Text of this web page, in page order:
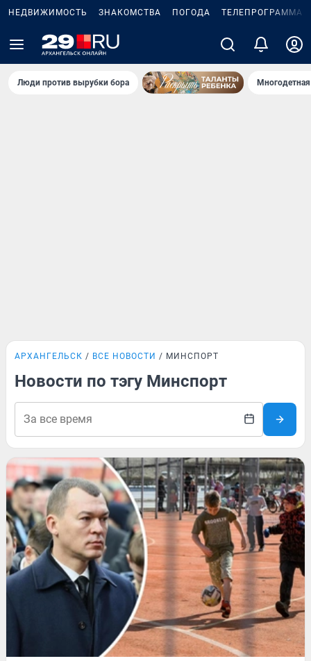
НЕДВИЖИМОСТЬ ЗНАКОМСТВА ПОГОДА ТЕЛЕПРОГРАММА
Люди против вырубки бора
АРХАНГЕЛЬСК ВСЕ НОВОСТИ МИНСПОРТ
Новости по тэгу Минспорт